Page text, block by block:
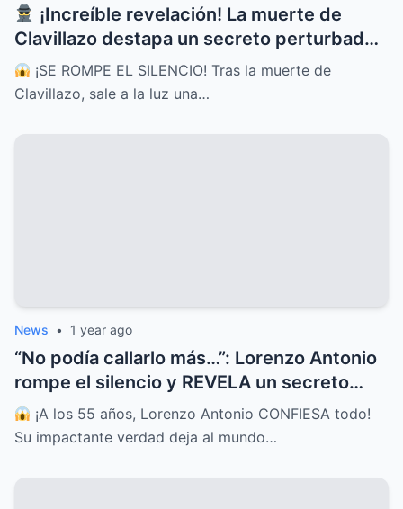
¡Increíble revelación! La muerte de
Clavillazo destapa un secreto perturbador
que fue escondido por años
¡SE ROMPE EL SILENCIO! Tras la muerte de
Clavillazo, sale a la luz una…
News • 1 year ago
“No podía callarlo más…”: Lorenzo Antonio
rompe el silencio y REVELA un secreto
guardado por décadas
¡A los 55 años, Lorenzo Antonio CONFIESA todo!
Su impactante verdad deja al mundo…